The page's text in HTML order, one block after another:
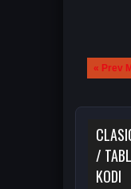
« Prev
/
KODI